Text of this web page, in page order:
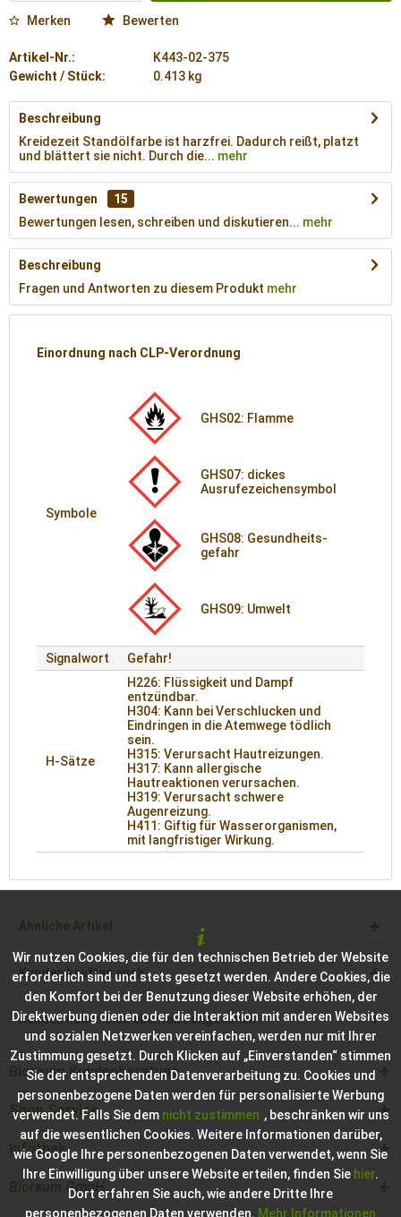
Merken Bewerten
Artikel-Nr.:
K443-02-375
Gewicht / Stück:
0.413 kg
Beschreibung
Kreidezeit Standölfarbe ist harzfrei. Dadurch reißt, platzt
und blättert sie nicht. Durch die... mehr
Bewertungen
15
Bewertungen lesen, schreiben und diskutieren... mehr
Beschreibung
Fragen und Antworten zu diesem Produkt mehr
Einordnung nach CLP-Verordnung
Symbole
GHS02: Flamme
GHS07: dickes
Ausrufezeichensymbol
GHS08: Gesund­heits­
gefahr
GHS09: Umwelt
Signalwort Gefahr!
H-Sätze
H226: Flüssigkeit und Dampf
entzündbar.
H304: Kann bei Verschlucken und
Eindringen in die Atemwege tödlich
sein.
H315: Verursacht Hautreizungen.
H317: Kann allergische
Hautreaktionen verursachen.
H319: Verursacht schwere
Augenreizung.
H411: Giftig für Wasserorganismen,
mit langfristiger Wirkung.
Ähnliche Artikel
Kunden kauften auch
Kunden haben sich ebenfalls angesehen
Bioraum Kundenberatung
Shop Service
Infothek
Bioraum GmbH
Wir nutzen Cookies, die für den technischen Betrieb der Website
erforderlich sind und stets gesetzt werden. Andere Cookies, die
den Komfort bei der Benutzung dieser Website erhöhen, der
Direktwerbung dienen oder die Interaktion mit anderen Websites
und sozialen Netzwerken vereinfachen, werden nur mit Ihrer
Zustimmung gesetzt. Durch Klicken auf „Einverstanden“ stimmen
Sie der entsprechenden Datenverarbeitung zu. Cookies und
personenbezogene Daten werden für personalisierte Werbung
verwendet. Falls Sie dem nicht zustimmen , beschränken wir uns
auf die wesentlichen Cookies. Weitere Informationen darüber,
wie Google Ihre personenbezogenen Daten verwendet, wenn Sie
Ihre Einwilligung über unsere Website erteilen, finden Sie hier.
Dort erfahren Sie auch, wie andere Dritte Ihre
personenbezogenen Daten verwenden. Mehr Informationen